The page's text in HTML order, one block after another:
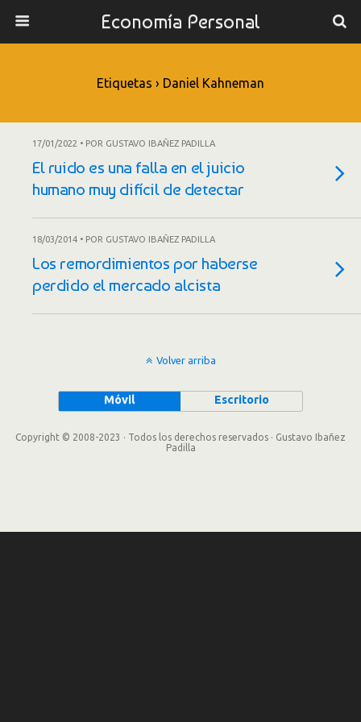
Economía Personal
Etiquetas › Daniel Kahneman
17/01/2022 • POR GUSTAVO IBAÑEZ PADILLA
El ruido es una falla en el juicio
humano muy difícil de detectar
18/03/2014 • POR GUSTAVO IBAÑEZ PADILLA
Los remordimientos por haberse
perdido el mercado alcista
Volver arriba
Móvil Escritorio
Copyright © 2008-2023 · Todos los derechos reservados · Gustavo Ibañez
Padilla